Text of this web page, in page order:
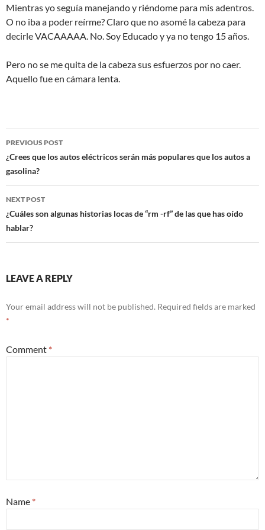
Mientras yo seguía manejando y riéndome para mis adentros.
O no iba a poder reírme? Claro que no asomé la cabeza para
decirle VACAAAAA. No. Soy Educado y ya no tengo 15 años.
Pero no se me quita de la cabeza sus esfuerzos por no caer.
Aquello fue en cámara lenta.
Post
navigation
PREVIOUS POST
¿Crees que los autos eléctricos serán más populares que los autos a
gasolina?
NEXT POST
¿Cuáles son algunas historias locas de “rm -rf” de las que has oído
hablar?
LEAVE A REPLY
Your email address will not be published. Required fields are marked
*
Comment *
Name *